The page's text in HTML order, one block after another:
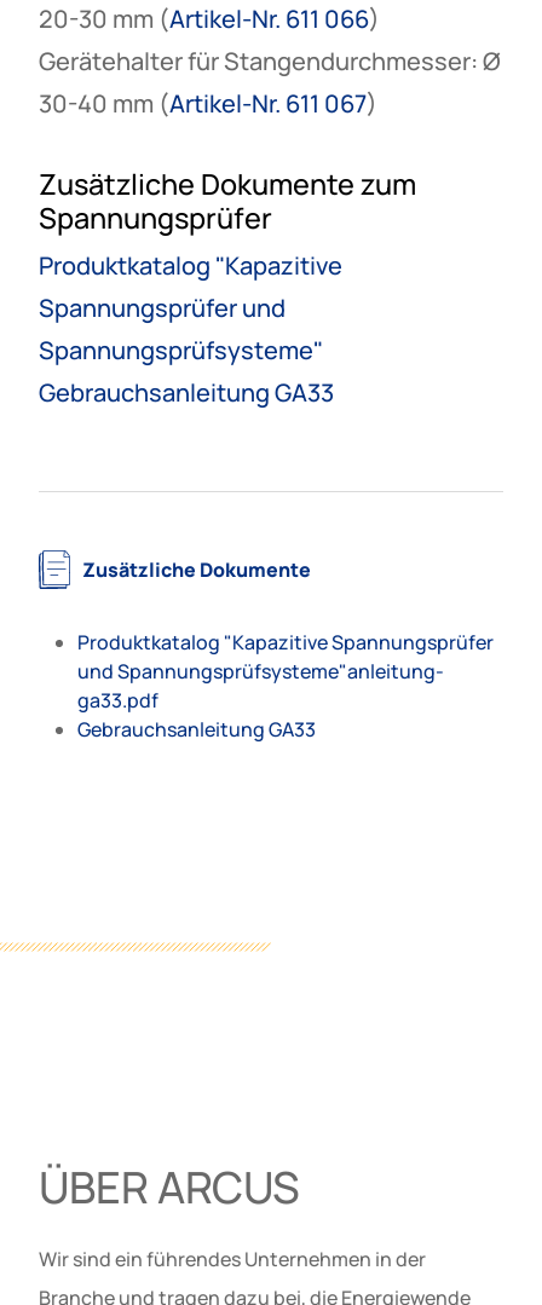
20-30 mm (Artikel-Nr. 611 066)
Gerätehalter für Stangendurchmesser: Ø
30-40 mm (Artikel-Nr. 611 067)
Zusätzliche Dokumente zum
Spannungsprüfer
Produktkatalog "Kapazitive
Spannungsprüfer und
Spannungsprüfsysteme"
Gebrauchsanleitung GA33
Zusätzliche Dokumente
Produktkatalog "Kapazitive Spannungsprüfer
und Spannungsprüfsysteme"anleitung-
ga33.pdf
Gebrauchsanleitung GA33
ÜBER ARCUS
Wir sind ein führendes Unternehmen in der
Branche und tragen dazu bei, die Energiewende